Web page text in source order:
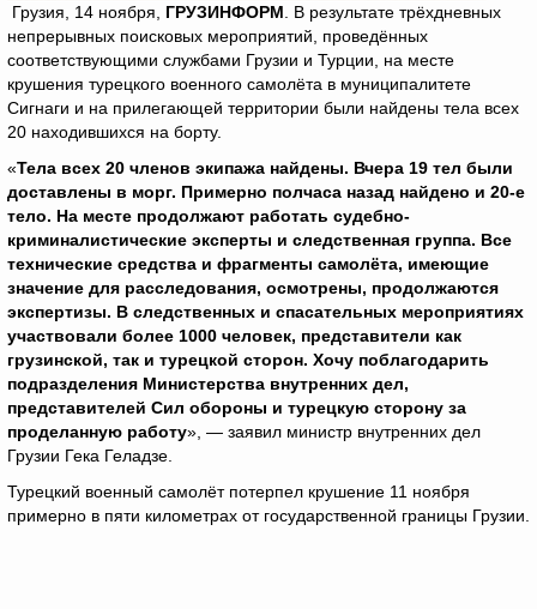
Грузия, 14 ноября, ГРУЗИНФОРМ . В результате трёхдневных
непрерывных поисковых мероприятий, проведённых
соответствующими службами Грузии и Турции, на месте
крушения турецкого военного самолёта в муниципалитете
Сигнаги и на прилегающей территории были найдены тела всех
20 находившихся на борту.
«Тела всех 20 членов экипажа найдены. Вчера 19 тел были
доставлены в морг. Примерно полчаса назад найдено и 20-е
тело. На месте продолжают работать судебно-
криминалистические эксперты и следственная группа. Все
технические средства и фрагменты самолёта, имеющие
значение для расследования, осмотрены, продолжаются
экспертизы. В следственных и спасательных мероприятиях
участвовали более 1000 человек, представители как
грузинской, так и турецкой сторон. Хочу поблагодарить
подразделения Министерства внутренних дел,
представителей Сил обороны и турецкую сторону за
проделанную работу», — заявил министр внутренних дел
Грузии Гека Геладзе.
Турецкий военный самолёт потерпел крушение 11 ноября
примерно в пяти километрах от государственной границы Грузии.